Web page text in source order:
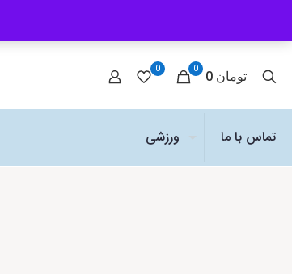
0 0
0 تومان
ورزشی تماس با ما